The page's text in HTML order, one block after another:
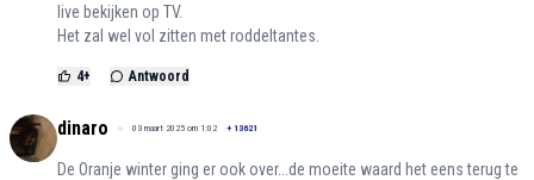
live bekijken op TV.
Het zal wel vol zitten met roddeltantes.
4+ Antwoord
dinaro 03 maart 2025 om 1:02 + 13621
De Oranje winter ging er ook over...de moeite waard het eens terug te